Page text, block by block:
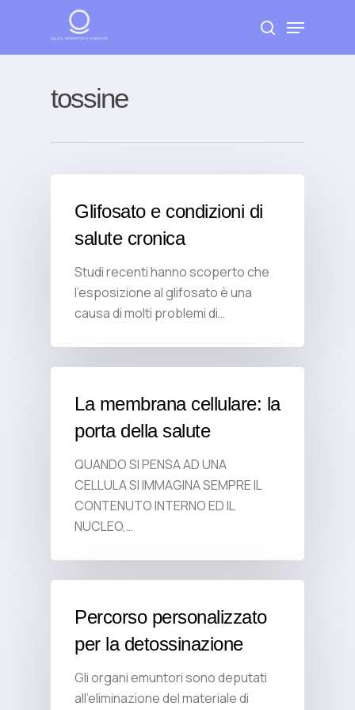
main
search
Menu
tossine
Glifosato e condizioni di
salute cronica
Studi recenti hanno scoperto che
l'esposizione al glifosato è una
causa di molti problemi di…
La membrana cellulare: la
porta della salute
QUANDO SI PENSA AD UNA
CELLULA SI IMMAGINA SEMPRE IL
CONTENUTO INTERNO ED IL
NUCLEO,…
Percorso personalizzato
per la detossinazione
Gli organi emuntori sono deputati
all’eliminazione del materiale di